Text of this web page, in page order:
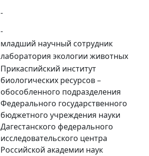
-
-
младший научный сотрудник
лаборатория экологии животных
Прикаспийский институт
биологических ресурсов –
обособленного подразделения
Федерального государственного
бюджетного учреждения науки
Дагестанского федерального
исследовательского центра
Российской академии наук